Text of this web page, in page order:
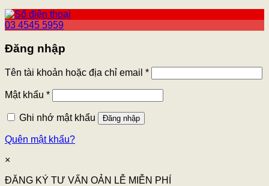
03 4545 5959
Đăng nhập
Tên tài khoản hoặc địa chỉ email *
Mật khẩu *
Ghi nhớ mật khẩu Đăng nhập
Quên mật khẩu?
×
ĐĂNG KÝ TƯ VẤN OẢN LỄ MIỄN PHÍ